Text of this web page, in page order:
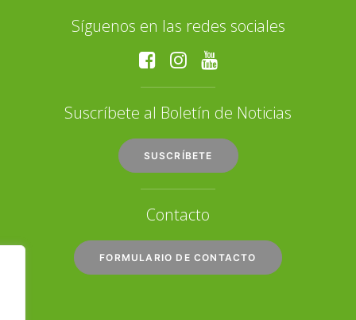
Síguenos en las redes sociales
Suscríbete al Boletín de Noticias
SUSCRÍBETE
Contacto
FORMULARIO DE CONTACTO